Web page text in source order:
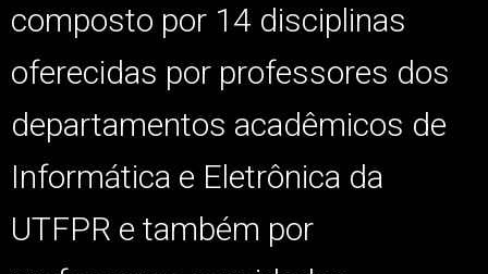
composto por 14 disciplinas
oferecidas por professores dos
departamentos acadêmicos de
Informática e Eletrônica da
UTFPR e também por